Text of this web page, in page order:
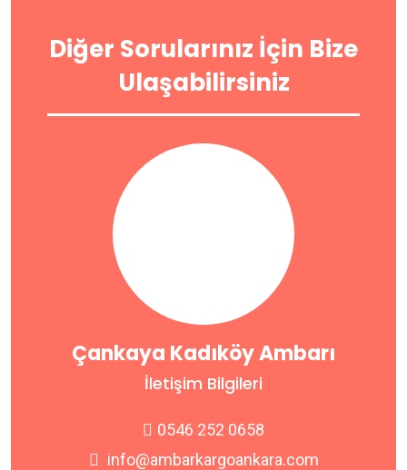
Diğer Sorularınız İçin Bize
Ulaşabilirsiniz
Çankaya Kadıköy Ambarı
İletişim Bilgileri
0546 252 0658
info@ambarkargoankara.com